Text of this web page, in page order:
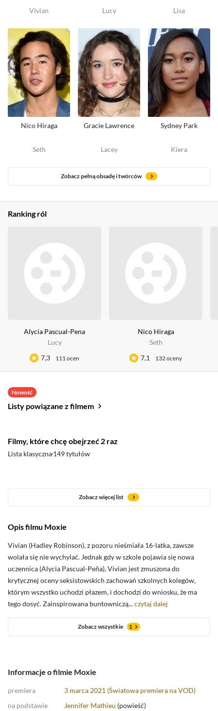
Vivian Lucy Lisa
Nico Hiraga
Seth
Gracie Lawrence
Lacey
Sydney Park
Kiera
Zobacz pełną obsadę i twórców
Ranking ról
Alycia Pascual-Pena
Lucy
7,3
111 ocen
Nico Hiraga
Seth
7,1
132 oceny
Nowość
Listy powiązane z filmem
Filmy, które chcę obejrzeć 2 raz
Lista klasyczna149 tytułów
Zobacz więcej list
oceny krytyków
Zobacz oceny krytyków
Opis filmu Moxie
Vivian (Hadley Robinson), z pozoru nieśmiała 16-latka, zawsze
wolała się nie wychylać. Jednak gdy w szkole pojawia się nowa
uczennica (Alycia Pascual-Peña), Vivian jest zmuszona do
krytycznej oceny seksistowskich zachowań szkolnych kolegów,
którym wszystko uchodzi płazem, i dochodzi do wniosku, że ma
tego dosyć. Zainspirowana buntowniczą...czytaj dalej
Zobacz wszystkie 1
Informacje o filmie Moxie
premiera
3 marca 2021 (Światowa premiera na VOD)
na podstawie
Jennifer Mathieu (powieść)